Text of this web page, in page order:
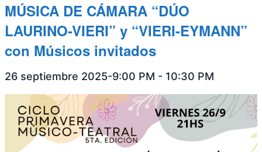
MÚSICA DE CÁMARA “DÚO
LAURINO-VIERI” y “VIERI-EYMANN”
con Músicos invitados
26 septiembre 2025-9:00 PM - 10:30 PM